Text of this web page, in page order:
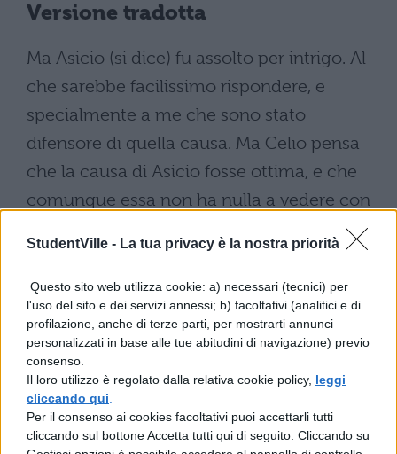
StudentVille - La tua privacy è la nostra priorità
Questo sito web utilizza cookie: a) necessari (tecnici) per
l'uso del sito e dei servizi annessi; b) facoltativi (analitici e di
profilazione, anche di terze parti, per mostrarti annunci
personalizzati in base alle tue abitudini di navigazione) previo
consenso.
Il loro utilizzo è regolato dalla relativa cookie policy, leggi
cliccando qui
Per il consenso ai cookies facoltativi puoi accettarli tutti
cliccando sul bottone Accetta tutti qui di seguito. Cliccando su
Versione tradotta
Ma Asicio (si dice) fu assolto per intrigo. Al
che sarebbe facilissimo rispondere, e
specialmente a me che sono stato
difensore di quella causa. Ma Celio pensa
che la causa di Asicio fosse ottima, e che
comunque essa non ha nulla a vedere con
la sua. E non è solo Celio a pensarla così; in
verità anche quei due civilissimi e coltissimi
giovani, dediti ai buoni studi e alla migliore
educazione, Tito e Gaio Coponio, che più di
chiunque altro si crucciarono per la morte
di Dione, al quale erano legati dal comune
amore della cultura e delle umane lettere
non solo, ma pure dal vincolo